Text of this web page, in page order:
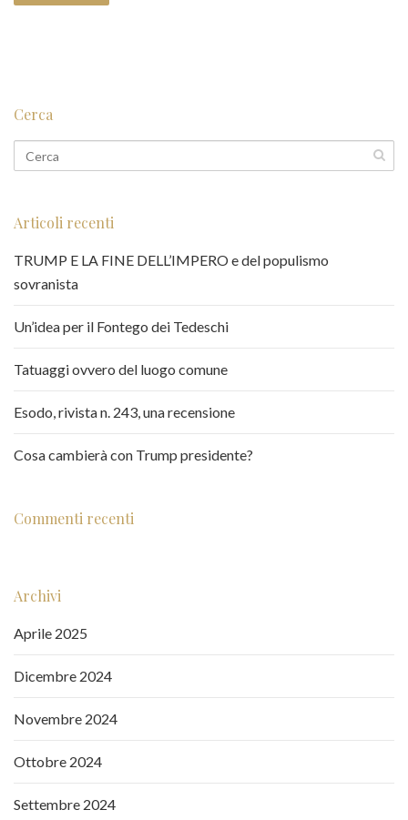
Cerca
Articoli recenti
TRUMP E LA FINE DELL’IMPERO e del populismo
sovranista
Un’idea per il Fontego dei Tedeschi
Tatuaggi ovvero del luogo comune
Esodo, rivista n. 243, una recensione
Cosa cambierà con Trump presidente?
Commenti recenti
Archivi
Aprile 2025
Dicembre 2024
Novembre 2024
Ottobre 2024
Settembre 2024